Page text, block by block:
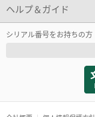
ヘルプ＆ガイド
シリアル番号をお持ちの方